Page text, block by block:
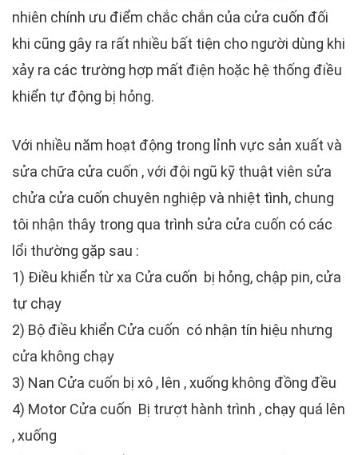
nhiên chính ưu điểm chắc chắn của cửa cuốn đối
khi cũng gây ra rất nhiều bất tiện cho người dùng khi
xảy ra các trường hợp mất điện hoặc hệ thống điều
khiển tự động bị hỏng.
Với nhiều năm hoạt động trong lỉnh vực sản xuất và
sửa chữa cửa cuốn , với đội ngũ kỹ thuật viên sửa
chửa cửa cuốn chuyên nghiệp và nhiệt tình, chung
tôi nhận thây trong qua trình sửa cửa cuốn có các
lổi thường gặp sau :
1) Điều khiển từ xa Cửa cuốn bị hỏng, chập pin, cửa
tự chạy
2) Bộ điều khiển Cửa cuốn có nhận tín hiệu nhưng
cửa không chạy
3) Nan Cửa cuốn bị xô , lên , xuống không đồng đều
4) Motor Cửa cuốn Bị trượt hành trình , chạy quá lên
, xuống